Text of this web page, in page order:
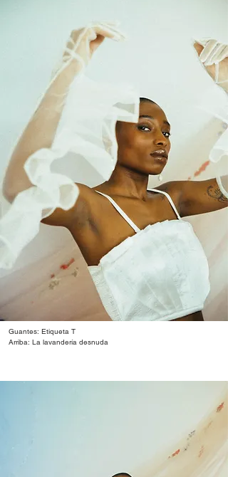
Guantes: Etiqueta T
Arriba: La lavandería desnuda